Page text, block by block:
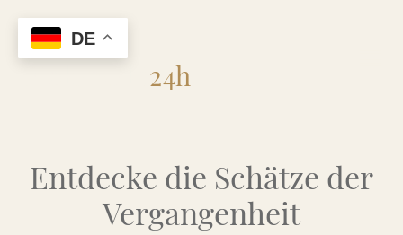
24h
Entdecke die Schätze der
Vergangenheit
DE